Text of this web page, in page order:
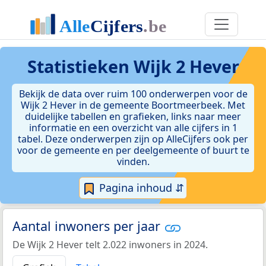
Statistieken Wijk 2 Hever
Bekijk de data over ruim 100 onderwerpen voor de
Wijk 2 Hever in de gemeente Boortmeerbeek. Met
duidelijke tabellen en grafieken, links naar meer
informatie en een overzicht van alle cijfers in 1
tabel. Deze onderwerpen zijn op AlleCijfers ook per
voor de gemeente en per deelgemeente of buurt te
vinden.
Pagina inhoud ⇵
Aantal inwoners per jaar
De Wijk 2 Hever telt 2.022 inwoners in 2024.